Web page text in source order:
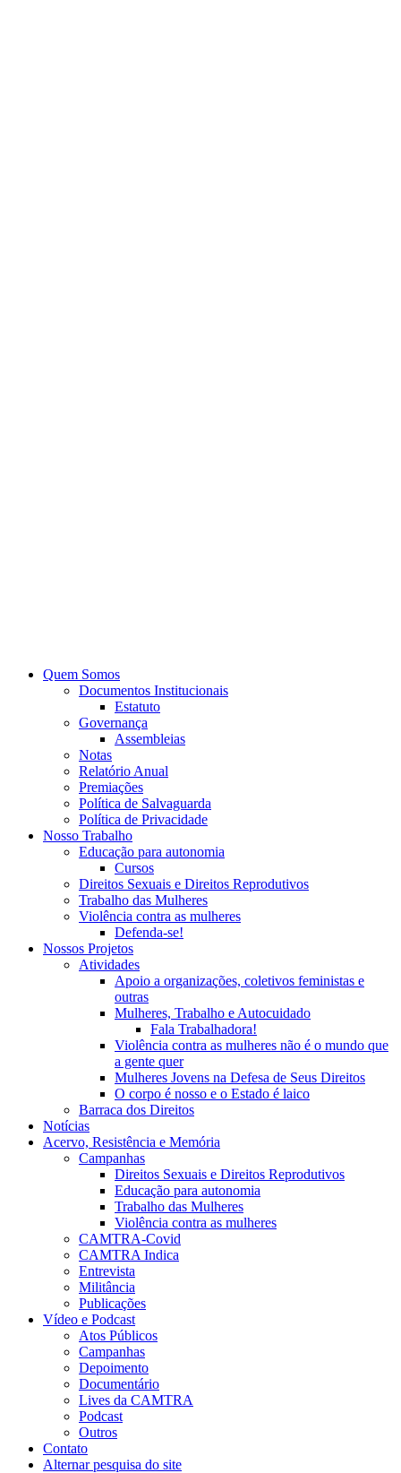
Quem Somos
Documentos Institucionais
Estatuto
Governança
Assembleias
Notas
Relatório Anual
Premiações
Política de Salvaguarda
Política de Privacidade
Nosso Trabalho
Educação para autonomia
Cursos
Direitos Sexuais e Direitos Reprodutivos
Trabalho das Mulheres
Violência contra as mulheres
Defenda-se!
Nossos Projetos
Atividades
Apoio a organizações, coletivos feministas e
outras
Mulheres, Trabalho e Autocuidado
Fala Trabalhadora!
Violência contra as mulheres não é o mundo que
a gente quer
Mulheres Jovens na Defesa de Seus Direitos
O corpo é nosso e o Estado é laico
Barraca dos Direitos
Notícias
Acervo, Resistência e Memória
Campanhas
Direitos Sexuais e Direitos Reprodutivos
Educação para autonomia
Trabalho das Mulheres
Violência contra as mulheres
CAMTRA-Covid
CAMTRA Indica
Entrevista
Militância
Publicações
Vídeo e Podcast
Atos Públicos
Campanhas
Depoimento
Documentário
Lives da CAMTRA
Podcast
Outros
Contato
Alternar pesquisa do site